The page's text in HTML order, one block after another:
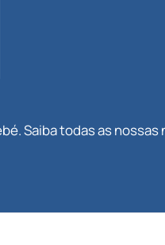
Saiba todas as